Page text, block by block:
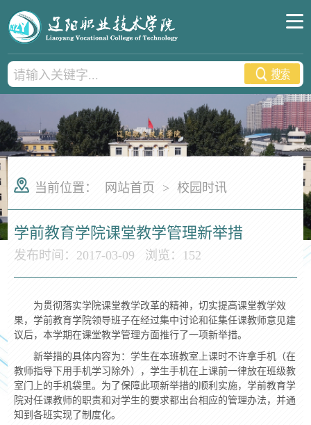
当前位置： 网站首页 > 校园时讯
学前教育学院课堂教学管理新举措
发布时间：2017-03-09 浏览： 152
为贯彻落实学院课堂教学改革的精神，切实提高课堂教学效
果，学前教育学院领导班子在经过集中讨论和征集任课教师意见建
议后，本学期在课堂教学管理方面推行了一项新举措。
新举措的具体内容为：学生在本班教室上课时不许拿手机（在
教师指导下用手机学习除外），学生手机在上课前一律放在班级教
室门上的手机袋里。为了保障此项新举措的顺利实施，学前教育学
院对任课教师的职责和对学生的要求都出台相应的管理办法，并通
知到各班实现了制度化。